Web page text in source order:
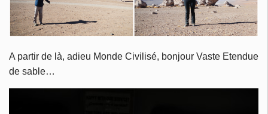
A partir de là, adieu Monde Civilisé, bonjour Vaste Etendue
de sable…